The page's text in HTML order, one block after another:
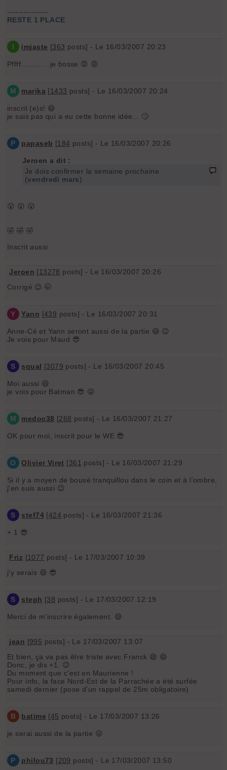
---------------
RESTE 1 PLACE
I imjaste [363 posts] - Le 16/03/2007 20:23
Pffff.............je bosse 😡 😡
M marika [1433 posts] - Le 16/03/2007 20:24
inscrit (e)s! 😄
je sais pas qui a eu cette bonne idée... 🙄
P papaseb [184 posts] - Le 16/03/2007 20:26
Jeroen a dit :
Je dois confirmer la semaine prochaine
(vendredi mars)
😮 😮 😮
🤣 🤣 🤣
Inscrit aussi
Jeroen [13278 posts] - Le 16/03/2007 20:26
Corrigé 😉 🤭
Y Yann [439 posts] - Le 16/03/2007 20:31
Anne-Cé et Yann seront aussi de la partie 😄 😉
Je vois pour Maud 😎
S squal [3079 posts] - Le 16/03/2007 20:45
Moi aussi 😄
je vois pour Batman 😎 😜
M medoc38 [268 posts] - Le 16/03/2007 21:27
OK pour moi, inscrit pour le WE 😎
O Olivier Viret [361 posts] - Le 16/03/2007 21:29
Si il y a moyen de bousé tranquillou dans le coin et à l'ombre,
j'en suis aussi 😉
S stef74[424 posts] - Le 16/03/2007 21:36
+ 1 😎
Friz [1077 posts] - Le 17/03/2007 10:39
j'y serais 😄 😎
S steph [38 posts] - Le 17/03/2007 12:19
Merci de m'inscrire également. 😄
jean [995 posts] - Le 17/03/2007 13:07
Et bien, ça va pas être triste avec Franck 😄 😄
Donc, je dis +1. 😉
Du moment que c'est en Maurienne !
Pour info, la face Nord-Est de la Parrachée a été surfée
samedi dernier (pose d'un rappel de 25m obligatoire)
B batime [45 posts] - Le 17/03/2007 13:26
je serai aussi de la partie 😜
P philou73 [209 posts] - Le 17/03/2007 13:50